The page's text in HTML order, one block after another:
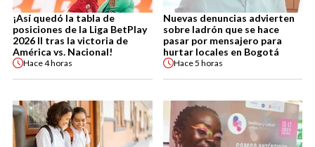
¡Así quedó la tabla de
posiciones de la Liga BetPlay
2026 II tras la victoria de
América vs. Nacional!
Hace4 horas
Nuevas denuncias advierten
sobre ladrón que se hace
pasar por mensajero para
hurtar locales en Bogotá
Hace5 horas